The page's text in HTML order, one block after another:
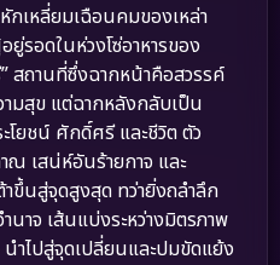
กเหลี่ยมเฉือนคมของเหล่า
รอดในห่วงโซ่อาหารของ
สถานที่ซึ่งฉากหน้าคือสวรรค์
มสุข แต่ฉากหลังกลับเป็น
ยชน์ ศักดิ์ศรี และชีวิต ตัว
ณ เสน่ห์อันร้ายกาจ และ
ขึ้นสู่จุดสูงสุด ทว่ายิ่งถลำลึก
นาจ เส้นแบ่งระหว่างมิตรภาพ
ำไปสู่จุดเปลี่ยนและปมขัดแย้ง